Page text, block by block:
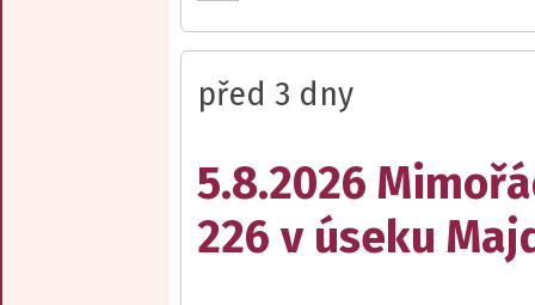
před 3 dny
5.8.2026
226 v úseku